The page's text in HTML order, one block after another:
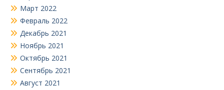
Март 2022
Февраль 2022
Декабрь 2021
Ноябрь 2021
Октябрь 2021
Сентябрь 2021
Август 2021